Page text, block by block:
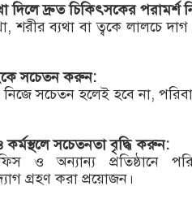
দিলে দ্রুত চিকিৎসকের পরামর্শ
শরীর ব্যথা বা ত্বকে লালচে দাগ
সচেতন করুন:
নিজে সচেতন হলেই হবে না,
কর্মস্থলে সচেতনতা বৃদ্ধি করুন:
ও অন্যান্য প্রতিষ্ঠানে
গ্রহণ করা প্রয়োজন।